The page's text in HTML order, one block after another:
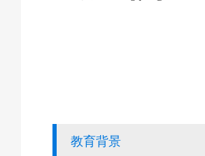
教育背景